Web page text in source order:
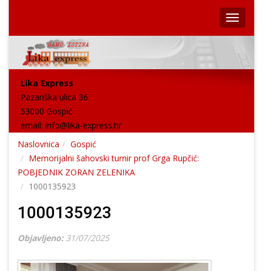
Lika Express
Pazariška ulica 36
53000 Gospić
email: info@lika-express.hr
Naslovnica
Gospić
Memorijalni šahovski turnir prof Grga Rupčić:
POBJEDNIK ZORAN ZELENIKA
1000135923
1000135923
Objavljeno: 31/07/2025